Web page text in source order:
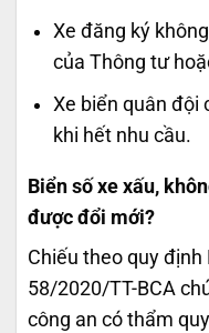
Xe đăng ký
của Thông tư
Xe biển quân đội
khi hết nhu cầu.
Biển số xe xấu,
được đổi mới?
Chiếu theo quy
58/2020/TT-BCA
công an có thẩm